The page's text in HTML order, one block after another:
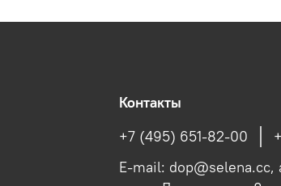
Контакты
+7 (495) 651-82-00
E-mail: dop@selena.cc,